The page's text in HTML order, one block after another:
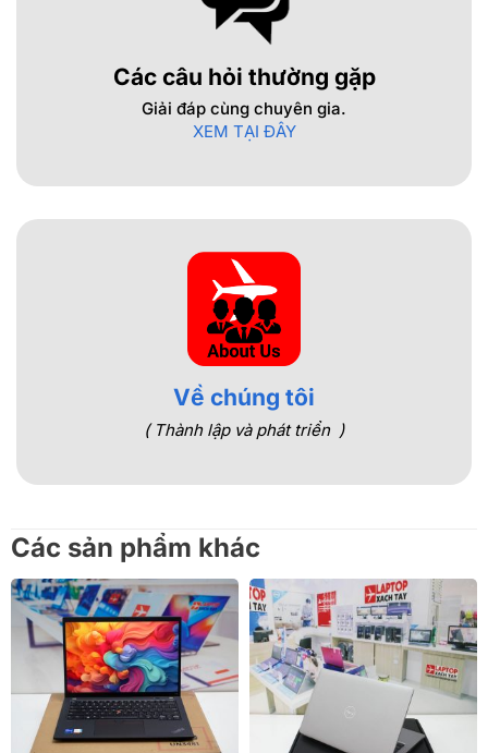
Các câu hỏi thường gặp
Giải đáp cùng chuyên gia.
XEM TẠI ĐÂY
Về chúng tôi
( Thành lập và phát triển )
Các sản phẩm khác